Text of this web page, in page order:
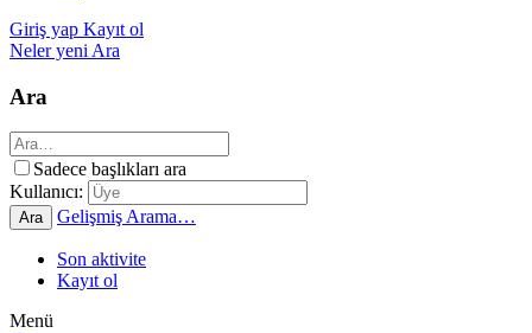
Giriş yap Kayıt ol
Neler yeni Ara
Ara
Sadece başlıkları ara
Kullanıcı:
Ara Gelişmiş Arama…
Son aktivite
Kayıt ol
Menü